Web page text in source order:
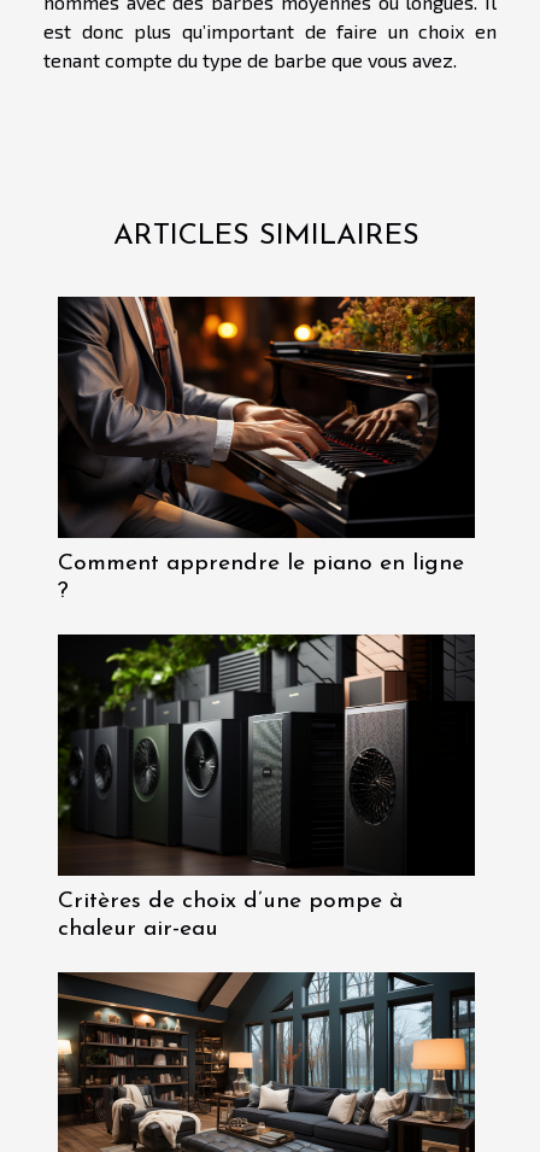
est donc plus qu’important de faire un choix en
tenant compte du type de barbe que vous avez.
ARTICLES SIMILAIRES
Comment apprendre le piano en ligne
?
Critères de choix d’une pompe à
chaleur air-eau